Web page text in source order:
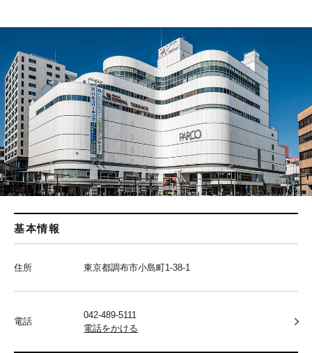
基本情報
住所 東京都調布市小島町1-38-1
電話
042-489-5111
電話をかける